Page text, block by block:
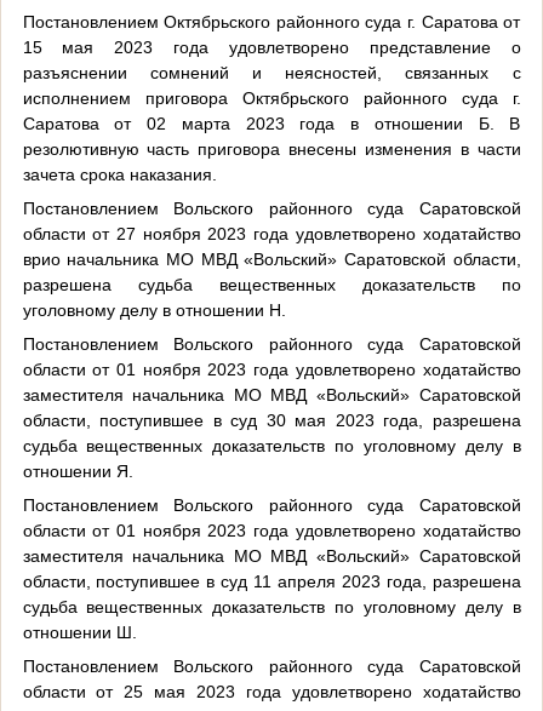
Постановлением Октябрьского районного суда г. Саратова от
15 мая 2023 года удовлетворено представление о
разъяснении сомнений и неясностей, связанных с
исполнением приговора Октябрьского районного суда г.
Саратова от 02 марта 2023 года в отношении Б. В
резолютивную часть приговора внесены изменения в части
зачета срока наказания.
Постановлением Вольского районного суда Саратовской
области от 27 ноября 2023 года удовлетворено ходатайство
врио начальника МО МВД «Вольский» Саратовской области,
разрешена судьба вещественных доказательств по
уголовному делу в отношении Н.
Постановлением Вольского районного суда Саратовской
области от 01 ноября 2023 года удовлетворено ходатайство
заместителя начальника МО МВД «Вольский» Саратовской
области, поступившее в суд 30 мая 2023 года, разрешена
судьба вещественных доказательств по уголовному делу в
отношении Я.
Постановлением Вольского районного суда Саратовской
области от 01 ноября 2023 года удовлетворено ходатайство
заместителя начальника МО МВД «Вольский» Саратовской
области, поступившее в суд 11 апреля 2023 года, разрешена
судьба вещественных доказательств по уголовному делу в
отношении Ш.
Постановлением Вольского районного суда Саратовской
области от 25 мая 2023 года удовлетворено ходатайство